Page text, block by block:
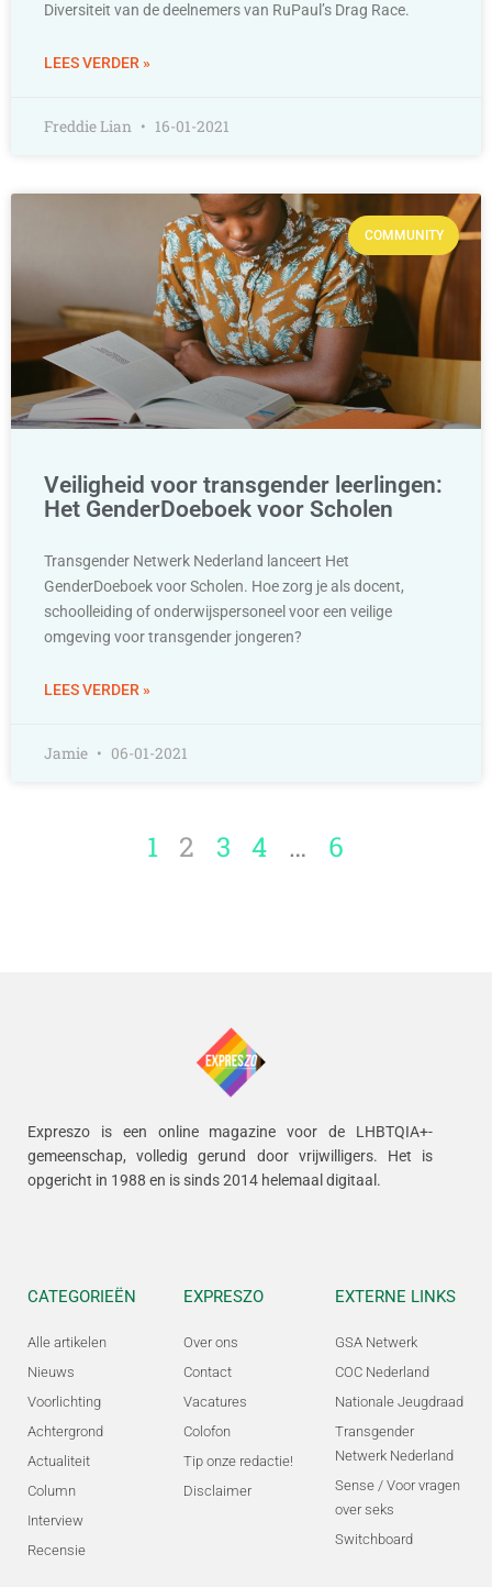
Diversiteit van de deelnemers van RuPaul’s Drag Race.
LEES VERDER »
Freddie Lian 16-01-2021
COMMUNITY
Veiligheid voor transgender leerlingen:
Het GenderDoeboek voor Scholen
Transgender Netwerk Nederland lanceert Het
GenderDoeboek voor Scholen. Hoe zorg je als docent,
schoolleiding of onderwijspersoneel voor een veilige
omgeving voor transgender jongeren?
LEES VERDER »
Jamie 06-01-2021
1 2 3 4 … 6
Expreszo is een online magazine voor de LHBTQIA+-
gemeenschap, volledig gerund door vrijwilligers. Het is
opgericht in 1988 en is sinds 2014 helemaal digitaal.
CATEGORIEËN
Alle artikelen
Nieuws
Voorlichting
Achtergrond
Actualiteit
Column
Interview
Recensie
EXPRESZO
Over ons
Contact
Vacatures
Colofon
Tip onze redactie!
Disclaimer
EXTERNE LINKS
GSA Netwerk
COC Nederland
Nationale Jeugdraad
Transgender
Netwerk Nederland
Sense / Voor vragen
over seks
Switchboard